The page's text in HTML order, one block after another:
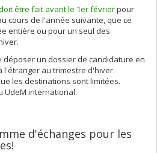
être fait avant le 1er févrierpour
cours de l'année suivante, que ce
entière ou pour un seul des
déposer un dossier de candidature en
l'étranger au trimestre d'hiver.
les destinations sont limitées.
UdeM international.
d'échanges pour les